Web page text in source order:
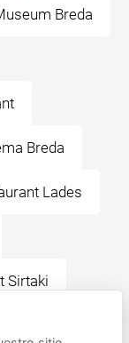
Breda
Breda
Lades
Sirtaki